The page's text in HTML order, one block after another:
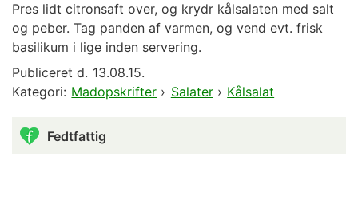
Pres lidt citronsaft over, og krydr kålsalaten med salt
og peber. Tag panden af varmen, og vend evt. frisk
basilikum i lige inden servering.
Publiceret d. 13.08.15.
Kategori: Madopskrifter › Salater› Kålsalat
Fedtfattig